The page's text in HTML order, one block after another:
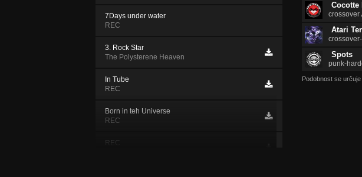
7Days under water
REC
3. Rock Star
The Polysterene Heaven
In Tube
REC
Born in teh Universe
REC
REC
Cocotte
crossover
Atari
Spots
punk-
Podobnost se